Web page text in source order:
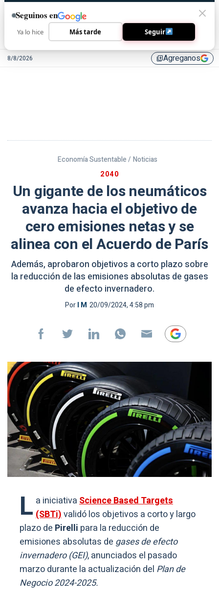
8/8/2026 library_addAgreganos
Economía Sustentable / Noticias
2040
Un gigante de los neumáticos
avanza hacia el objetivo de
cero emisiones netas y se
alinea con el Acuerdo de París
Además, aprobaron objetivos a corto plazo sobre
la reducción de las emisiones absolutas de gases
de efecto invernadero.
PorI M 20/09/2024, 4:58 pm
L a iniciativaScience Based Targets
(SBTi)validó los objetivos a corto y largo
plazo de Pirelli para la reducción de
emisiones absolutas de gases de efecto
invernadero (GEI), anunciados el pasado
marzo durante la actualización del Plan de
Negocio 2024-2025.
Seguinos en
Ya lo hice Más tarde Seguir